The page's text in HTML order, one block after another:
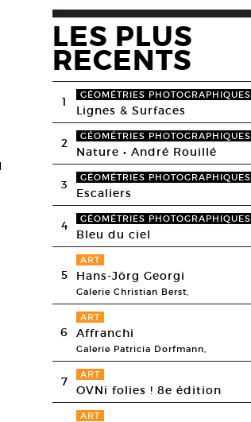
LES PLUS
RECENTS
1 GÉOMÉTRIES PHOTOGRAPHIQUES
Lignes & Surfaces
2 GÉOMÉTRIES PHOTOGRAPHIQUES
Nature • André Rouillé
3 GÉOMÉTRIES PHOTOGRAPHIQUES
Escaliers
4 GÉOMÉTRIES PHOTOGRAPHIQUES
Bleu du ciel
5
ART
Hans-Jörg Georgi
Galerie Christian Berst,
6
ART
Affranchi
Galerie Patricia Dorfmann,
7 ART
OVNi folies ! 8e édition
ART